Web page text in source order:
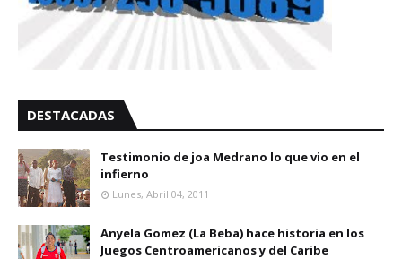
DESTACADAS
Testimonio de joa Medrano lo que vio en el
infierno
Lunes, Abril 04, 2011
Anyela Gomez (La Beba) hace historia en los
Juegos Centroamericanos y del Caribe